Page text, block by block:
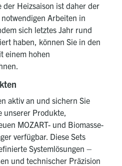
der Heizsaison ist daher der
Arbeiten in
sich letztes Jahr rund
haben, können Sie in den
einem hohen
aktiv an und sichern Sie
unserer Produkte,
MOZART- und Biomasse-
verfügbar. Diese Sets
Systemlösungen –
und technischer Präzision